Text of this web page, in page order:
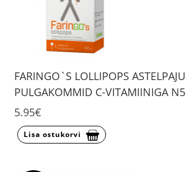
FARINGO`S LOLLIPOPS ASTELPAJU
PULGAKOMMID C-VITAMIINIGA N5
5.95€
Lisa ostukorvi